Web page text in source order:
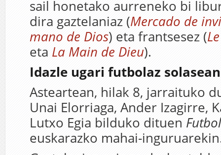
sail honetako aurreneko bi
dira gaztelaniaz (Mercado de
mano de Dios) eta frantsesez (
eta La Main de Dieu).
Idazle ugari futbolaz solasean
Asteartean, hilak 8, jarraituko
Unai Elorriaga, Ander Izagirre,
Lutxo Egia bilduko dituen
euskarazko mahai-